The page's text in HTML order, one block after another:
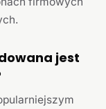
jest